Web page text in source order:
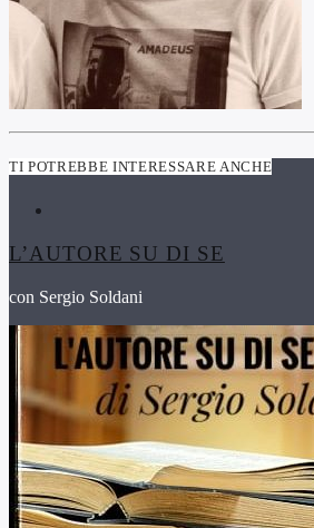
TI POTREBBE INTERESSARE ANCHE
L’AUTORE SU DI SE
con Sergio Soldani